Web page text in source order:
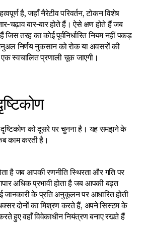
है, जहाँ नैरेटीव परिवर्तन, टोकन विशेष
चढ़ाव बार-बार होते हैं। ऐसे क्षण होते हैं जब
तरह का कोई पूर्वनिर्धारित नियम नहीं पकड़
निर्णय नुकसान को रोक या अवसरों की
स्वचालित प्रणाली चूक जाएगी।
दृष्टिकोण को दूसरे पर चुनना है। यह समझने के
काम करती है।
है जब आपकी रणनीति स्थिरता और गति पर
अधिक प्रभावी होता है जब आपकी बढ़त
जानकारी के प्रति अनुकूलन पर आधारित होती
दोनों का मिश्रण करते हैं, अपने सिस्टम के
हुए वहाँ विवेकाधीन नियंत्रण बनाए रखते हैं